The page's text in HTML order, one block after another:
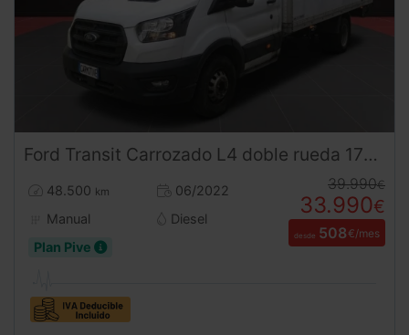
Ford Transit Carrozado L4 doble rueda 170 CV HIBRIDO DIESEL
48.500 km
06/2022
Manual
Diesel
Plan Pive
39.990€
33.990€
desde 508€/mes